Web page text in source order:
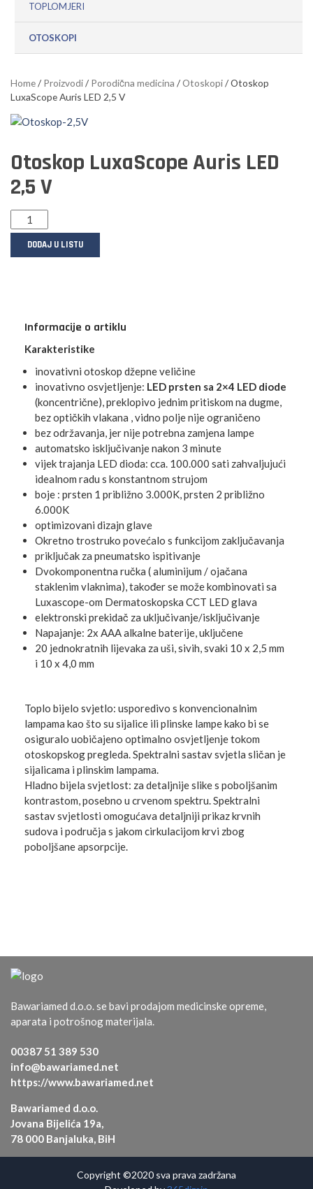
TOPLOMJERI
OTOSKOPI
Home/ Proizvodi/ Porodična medicina /Otoskopi/ Otoskop
LuxaScope Auris LED 2,5 V
Otoskop LuxaScope Auris LED
2,5 V
DODAJ U LISTU
Informacije o artiklu
Karakteristike
inovativni otoskop džepne veličine
inovativno osvjetljenje: LED prsten sa 2×4 LED diode
(koncentrične), preklopivo jednim pritiskom na dugme,
bez optičkih vlakana , vidno polje nije ograničeno
bez održavanja, jer nije potrebna zamjena lampe
automatsko isključivanje nakon 3 minute
vijek trajanja LED dioda: cca. 100.000 sati zahvaljujući
idealnom radu s konstantnom strujom
boje : prsten 1 približno 3.000K, prsten 2 približno
6.000K
optimizovani dizajn glave
Okretno trostruko povećalo s funkcijom zaključavanja
priključak za pneumatsko ispitivanje
Dvokomponentna ručka ( aluminijum / ojačana
staklenim vlaknima), također se može kombinovati sa
Luxascope-om Dermatoskopska CCT LED glava
elektronski prekidač za uključivanje/isključivanje
Napajanje: 2x AAA alkalne baterije, uključene
20 jednokratnih lijevaka za uši, sivih, svaki 10 x 2,5 mm
i 10 x 4,0 mm
Toplo bijelo svjetlo: usporedivo s konvencionalnim
lampama kao što su sijalice ili plinske lampe kako bi se
osiguralo uobičajeno optimalno osvjetljenje tokom
otoskopskog pregleda. Spektralni sastav svjetla sličan je
sijalicama i plinskim lampama.
Hladno bijela svjetlost: za detaljnije slike s poboljšanim
kontrastom, posebno u crvenom spektru. Spektralni
sastav svjetlosti omogućava detaljniji prikaz krvnih
sudova i područja s jakom cirkulacijom krvi zbog
poboljšane apsorpcije.
Bawariamed d.o.o. se bavi prodajom medicinske opreme,
aparata i potrošnog materijala.
00387 51 389 530
info@bawariamed.net
https://www.bawariamed.net
Bawariamed d.o.o.
Jovana Bijelića 19a,
78 000 Banjaluka, BiH
Copyright ©2020 sva prava zadržana